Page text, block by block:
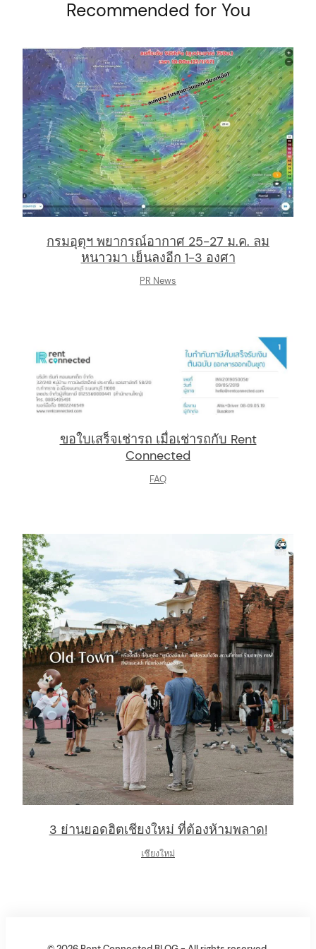
Recommended for You
กรมอุตุฯ พยากรณ์อากาศ 25-27 ม.ค. ลม
หนาวมา เย็นลงอีก 1-3 องศา
PR News
ขอใบเสร็จเช่ารถ เมื่อเช่ารถกับ Rent
Connected
FAQ
3 ย่านยอดฮิตเชียงใหม่ ที่ต้องห้ามพลาด!
เชียงใหม่